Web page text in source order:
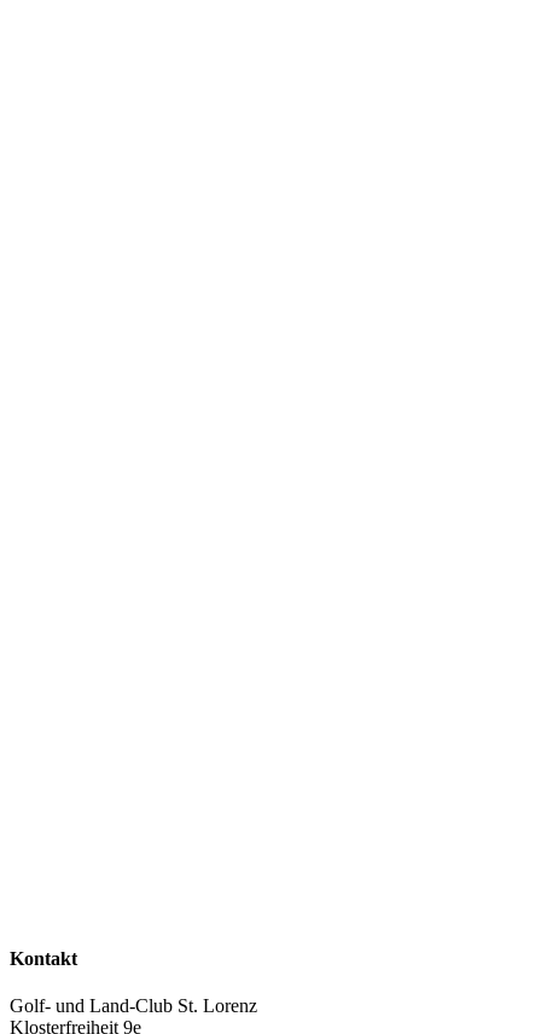
Kontakt
Golf- und Land-Club St. Lorenz
Klosterfreiheit 9e